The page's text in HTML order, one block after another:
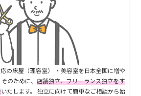
の床屋（理容室） ・美容室を日本全国に増や
のために、 店舗独立、フリーランス独立をす
いたします。 独立に向けて簡単なご相談から始